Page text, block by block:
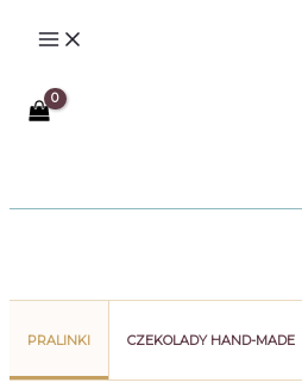
PRALINKI CZEKOLADY HAND-MADE